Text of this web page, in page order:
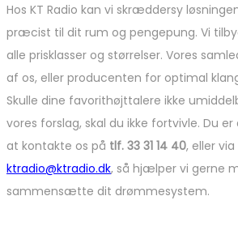
Hos KT Radio kan vi skræddersy
præcist til dit rum og pengepung. Vi
alle prisklasser og størrelser. Vores
af os, eller producenten for optimal
Skulle dine favorithøjttalere ikke
vores forslag, skal du ikke fortvivle. Du
at kontakte os på tlf. 33 31 14 40, eller
ktradio@ktradio.dk, så hjælper vi gerne
sammensætte dit drømmesystem.